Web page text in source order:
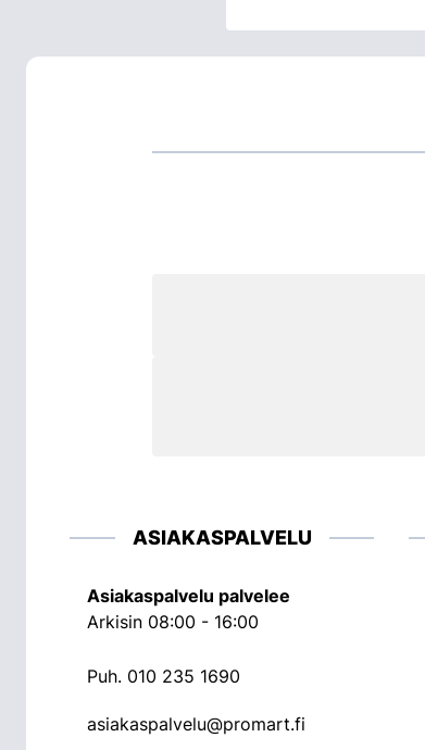
ASIAKASPALVELU
Asiakaspalvelu palvelee
Arkisin 08:00 - 16:00
Puh. 010 235 1690
asiakaspalvelu@promart.fi